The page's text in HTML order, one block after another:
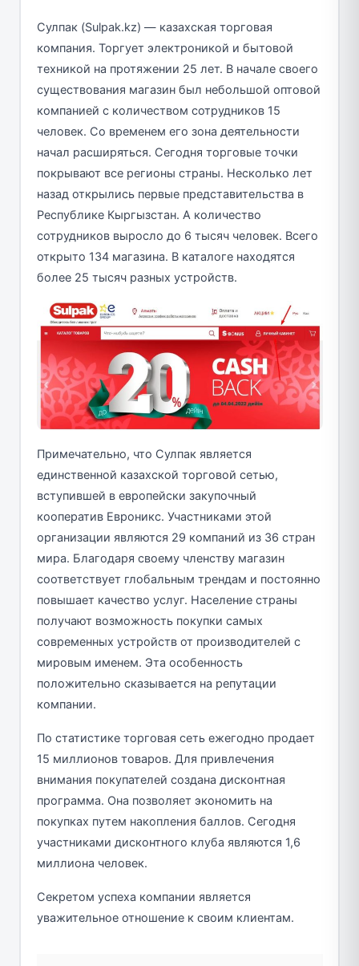
Сулпак (Sulpak.kz) — казахская торговая
компания. Торгует электроникой и бытовой
техникой на протяжении 25 лет. В начале своего
существования магазин был небольшой оптовой
компанией с количеством сотрудников 15
человек. Со временем его зона деятельности
начал расширяться. Сегодня торговые точки
покрывают все регионы страны. Несколько лет
назад открылись первые представительства в
Республике Кыргызстан. А количество
сотрудников выросло до 6 тысяч человек. Всего
открыто 134 магазина. В каталоге находятся
более 25 тысяч разных устройств.
Примечательно, что Сулпак является
единственной казахской торговой сетью,
вступившей в европейски закупочный
кооператив Евроникс. Участниками этой
организации являются 29 компаний из 36 стран
мира. Благодаря своему членству магазин
соответствует глобальным трендам и постоянно
повышает качество услуг. Население страны
получают возможность покупки самых
современных устройств от производителей с
мировым именем. Эта особенность
положительно сказывается на репутации
компании.
По статистике торговая сеть ежегодно продает
15 миллионов товаров. Для привлечения
внимания покупателей создана дисконтная
программа. Она позволяет экономить на
покупках путем накопления баллов. Сегодня
участниками дисконтного клуба являются 1,6
миллиона человек.
Секретом успеха компании является
уважительное отношение к своим клиентам.